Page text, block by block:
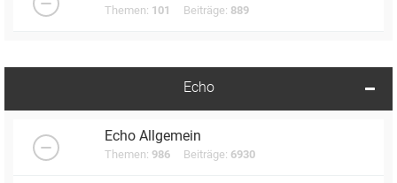
Themen: 101 Beiträge: 889
Echo
Echo Allgemein
Themen: 986 Beiträge: 6930